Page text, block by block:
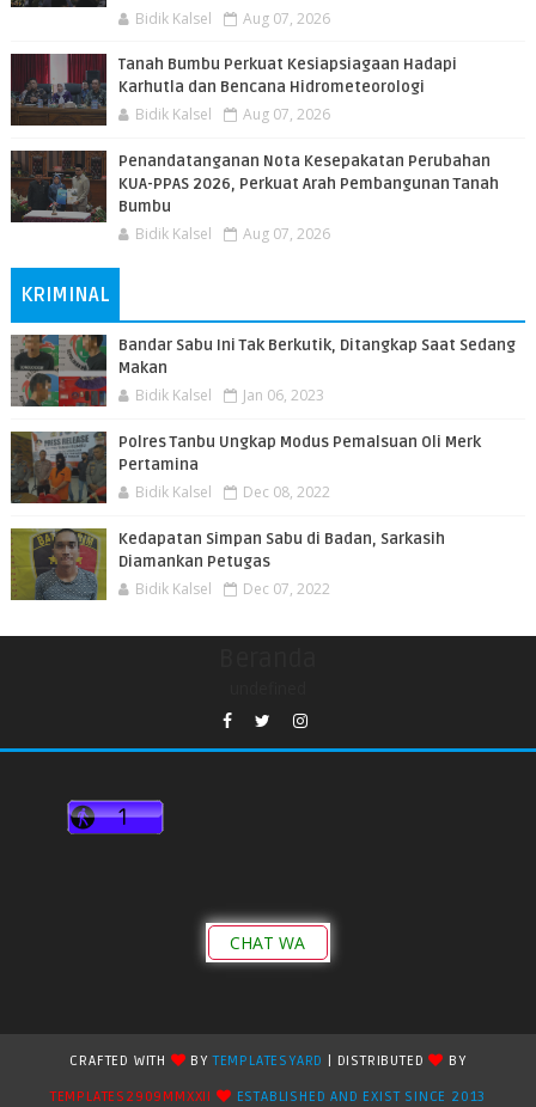
Bidik Kalsel Aug 07, 2026
Tanah Bumbu Perkuat Kesiapsiagaan Hadapi
Karhutla dan Bencana Hidrometeorologi
Bidik Kalsel Aug 07, 2026
Penandatanganan Nota Kesepakatan Perubahan
KUA-PPAS 2026, Perkuat Arah Pembangunan Tanah
Bumbu
Bidik Kalsel Aug 07, 2026
KRIMINAL
Bandar Sabu Ini Tak Berkutik, Ditangkap Saat Sedang
Makan
Bidik Kalsel Jan 06, 2023
Polres Tanbu Ungkap Modus Pemalsuan Oli Merk
Pertamina
Bidik Kalsel Dec 08, 2022
Kedapatan Simpan Sabu di Badan, Sarkasih
Diamankan Petugas
Bidik Kalsel Dec 07, 2022
CHAT WA
CRAFTED WITH BYTEMPLATESYARD | DISTRIBUTED
BY
TEMPLATES2909MMXXII
ESTABLISHED AND EXIST SINCE 2013